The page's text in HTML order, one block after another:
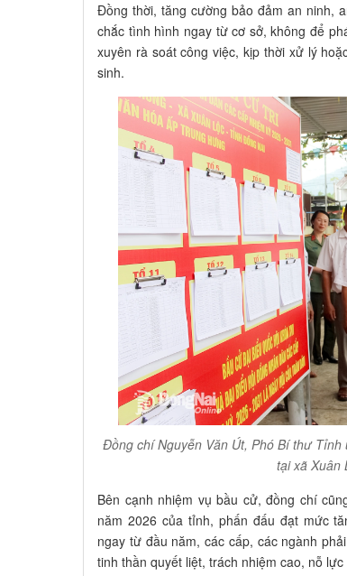
Đồng thời, tăng cường bảo đảm an ninh,
chắc tình hình ngay từ cơ sở, không để
xuyên rà soát công việc, kịp thời xử lý
sinh.
Đồng chí Nguyễn Văn Út, Phó Bí thư
tại xã Xuân
Bên cạnh nhiệm vụ bầu cử, đồng chí
năm 2026 của tỉnh, phấn đấu đạt mức
ngay từ đầu năm, các cấp, các ngành
tinh thần quyết liệt, trách nhiệm cao, nỗ